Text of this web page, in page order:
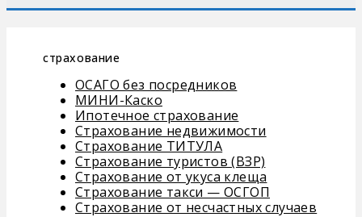
страхование
ОСАГО без посредников
МИНИ-Каско
Ипотечное страхование
Страхование недвижимости
Страхование ТИТУЛА
Страхование туристов (ВЗР)
Страхование от укуса клеща
Страхование такси — ОСГОП
Страхование от несчастных случаев